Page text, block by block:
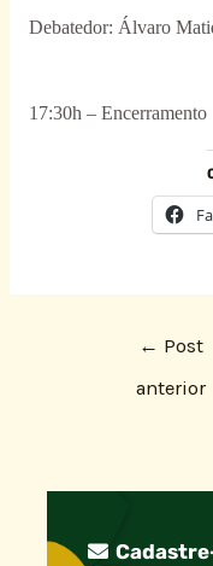
Debatedor: Álvaro
17:30h – Encerramento
← Post
anterior